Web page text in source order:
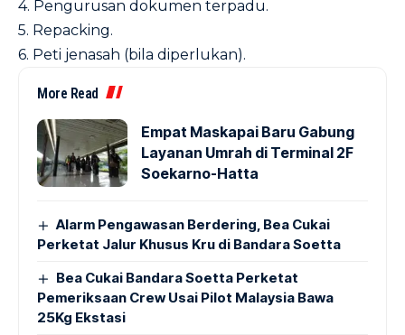
4. Pengurusan dokumen terpadu.
5. Repacking.
6. Peti jenasah (bila diperlukan).
More Read
Empat Maskapai Baru Gabung
Layanan Umrah di Terminal 2F
Soekarno-Hatta
Alarm Pengawasan Berdering, Bea Cukai
Perketat Jalur Khusus Kru di Bandara Soetta
Bea Cukai Bandara Soetta Perketat
Pemeriksaan Crew Usai Pilot Malaysia Bawa
25Kg Ekstasi